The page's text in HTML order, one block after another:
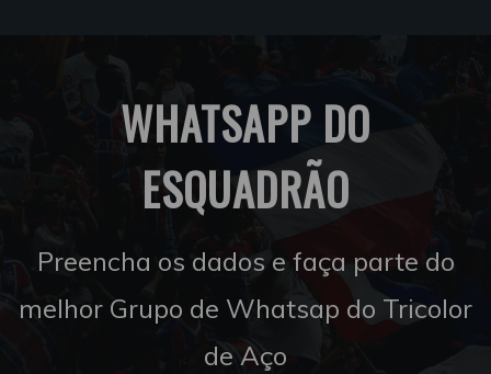
WHATSAPP DO
ESQUADRÃO
Preencha os dados e faça parte do
melhor Grupo de Whatsap do Tricolor
de Aço